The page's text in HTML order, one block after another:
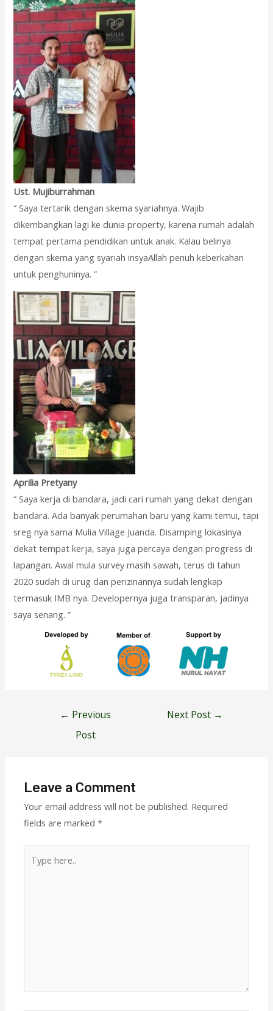
Ust. Mujiburrahman
“ Saya tertarik dengan skema syariahnya. Wajib
dikembangkan lagi ke dunia property, karena rumah adalah
tempat pertama pendidikan untuk anak. Kalau belinya
dengan skema yang syariah insyaAllah penuh keberkahan
untuk penghuninya. ”
Aprilia Pretyany
“ Saya kerja di bandara, jadi cari rumah yang dekat dengan
bandara. Ada banyak perumahan baru yang kami temui, tapi
sreg nya sama Mulia Village Juanda. Disamping lokasinya
dekat tempat kerja, saya juga percaya dengan progress di
lapangan. Awal mula survey masih sawah, terus di tahun
2020 sudah di urug dan perizinannya sudah lengkap
termasuk IMB nya. Developernya juga transparan, jadinya
saya senang. ”
← Previous
Post
Next Post →
Leave a Comment
Your email address will not be published. Required
fields are marked*
here..